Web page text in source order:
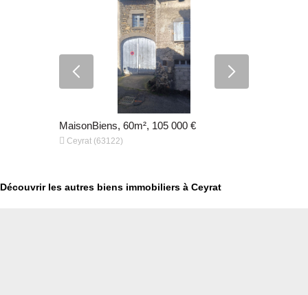
MaisonBiens, 60m², 105 000 €
 Ceyrat (63122)
Découvrir les autres biens immobiliers à Ceyrat